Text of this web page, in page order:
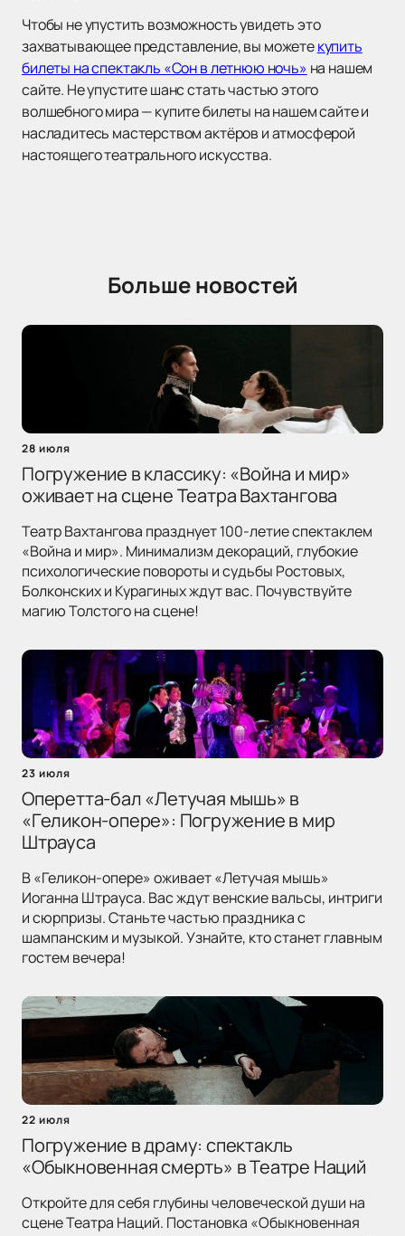
Чтобы не упустить возможность увидеть это
захватывающее представление, вы можетекупить
билеты на спектакль «Сон в летнюю ночь» на нашем
сайте. Не упустите шанс стать частью этого
волшебного мира — купите билеты на нашем сайте и
насладитесь мастерством актёров и атмосферой
настоящего театрального искусства.
Больше новостей
28 июля
Погружение в классику: «Война и мир»
оживает на сцене Театра Вахтангова
Театр Вахтангова празднует 100-летие спектаклем
«Война и мир». Минимализм декораций, глубокие
психологические повороты и судьбы Ростовых,
Болконских и Курагиных ждут вас. Почувствуйте
магию Толстого на сцене!
23 июля
Оперетта-бал «Летучая мышь» в
«Геликон-опере»: Погружение в мир
Штрауса
В «Геликон-опере» оживает «Летучая мышь»
Иоганна Штрауса. Вас ждут венские вальсы, интриги
и сюрпризы. Станьте частью праздника с
шампанским и музыкой. Узнайте, кто станет главным
гостем вечера!
22 июля
Погружение в драму: спектакль
«Обыкновенная смерть» в Театре Наций
Откройте для себя глубины человеческой души на
сцене Театра Наций. Постановка «Обыкновенная